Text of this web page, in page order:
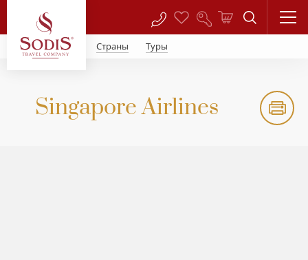
Страны Туры
Singapore Airlines